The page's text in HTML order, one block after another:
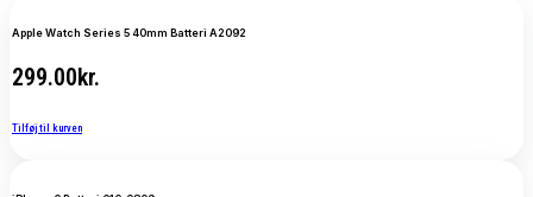
Apple Watch Series 5 40mm Batteri A2092
299.00kr.
Tilføj til kurven